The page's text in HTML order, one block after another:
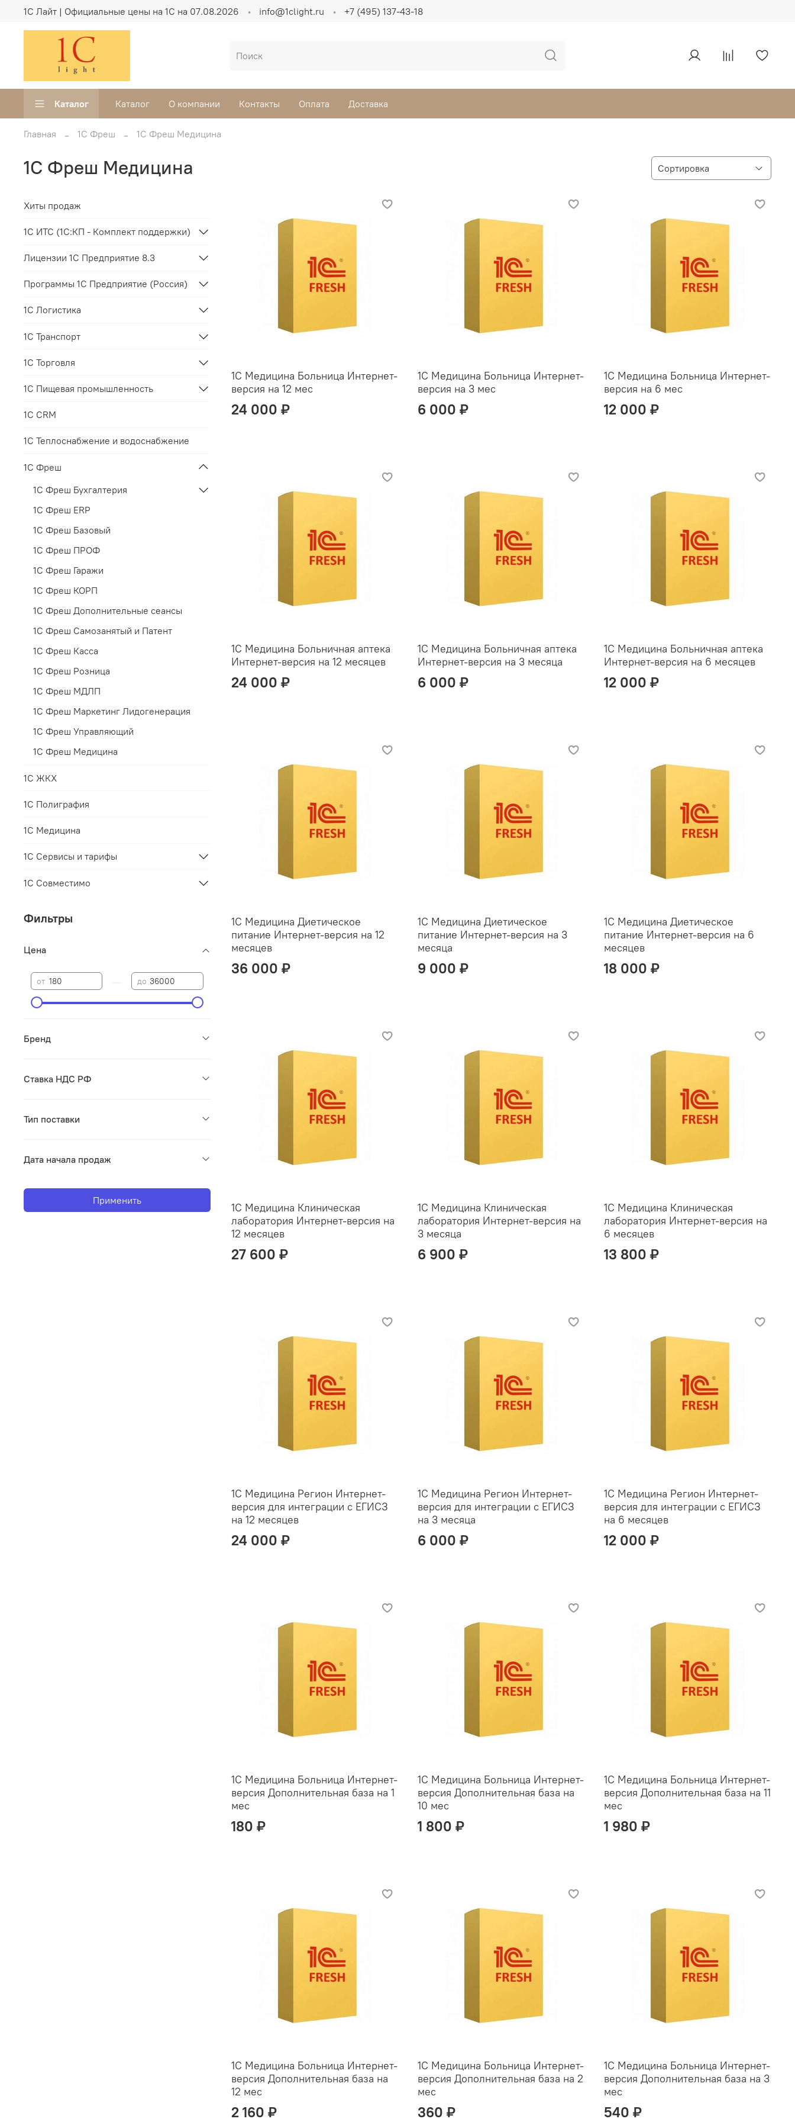
1C Лайт | Официальные цены на 1С на 07.08.2026 info@1clight.ru +7 (495) 137-43-18
Каталог Каталог О компании Контакты Оплата Доставка
Главная 1С Фреш 1С Фреш Медицина
1С Фреш Медицина
1С Медицина Больница Интернет-
версия на 12 мес
24 000 ₽
1С Медицина Больница Интернет-
версия на 3 мес
6 000 ₽
1С Медицина Больница Интернет-
версия на 6 мес
12 000 ₽
1С Медицина Больничная аптека
Интернет-версия на 12 месяцев
24 000 ₽
1С Медицина Больничная аптека
Интернет-версия на 3 месяца
6 000 ₽
1С Медицина Больничная аптека
Интернет-версия на 6 месяцев
12 000 ₽
1С Медицина Диетическое
питание Интернет-версия на 12
месяцев
36 000 ₽
1С Медицина Диетическое
питание Интернет-версия на 3
месяца
9 000 ₽
1С Медицина Диетическое
питание Интернет-версия на 6
месяцев
18 000 ₽
1С Медицина Клиническая
лаборатория Интернет-версия на
12 месяцев
27 600 ₽
1С Медицина Клиническая
лаборатория Интернет-версия на
3 месяца
6 900 ₽
1С Медицина Клиническая
лаборатория Интернет-версия на
6 месяцев
13 800 ₽
1С Медицина Регион Интернет-
версия для интеграции с ЕГИСЗ
на 12 месяцев
24 000 ₽
1С Медицина Регион Интернет-
версия для интеграции с ЕГИСЗ
на 3 месяца
6 000 ₽
1С Медицина Регион Интернет-
версия для интеграции с ЕГИСЗ
на 6 месяцев
12 000 ₽
1С Медицина Больница Интернет-
версия Дополнительная база на 1
мес
180 ₽
1С Медицина Больница Интернет-
версия Дополнительная база на
10 мес
1 800 ₽
1С Медицина Больница Интернет-
версия Дополнительная база на 11
мес
1 980 ₽
1С Медицина Больница Интернет-
версия Дополнительная база на
12 мес
2 160 ₽
1С Медицина Больница Интернет-
версия Дополнительная база на 2
мес
360 ₽
1С Медицина Больница Интернет-
версия Дополнительная база на 3
мес
540 ₽
Хиты продаж
1C ИТС (1С:КП - Комплект поддержки)
Лицензии 1С Предприятие 8.3
Программы 1С Предприятие (Россия)
1С Логистика
1С Транспорт
1С Торговля
1С Пищевая промышленность
1С CRM
1С Теплоснабжение и водоснабжение
1С Фреш
1С Фреш Бухгалтерия
1С Фреш ERP
1С Фреш Базовый
1С Фреш ПРОФ
1С Фреш Гаражи
1С Фреш КОРП
1С Фреш Дополнительные сеансы
1С Фреш Самозанятый и Патент
1С Фреш Касса
1С Фреш Розница
1С Фреш МДЛП
1С Фреш Маркетинг Лидогенерация
1С Фреш Управляющий
1С Фреш Медицина
1С ЖКХ
1С Полиграфия
1С Медицина
1С Сервисы и тарифы
1С Совместимо
Фильтры
Цена
от до
Бренд
Ставка НДС РФ
Тип поставки
Дата начала продаж
Применить